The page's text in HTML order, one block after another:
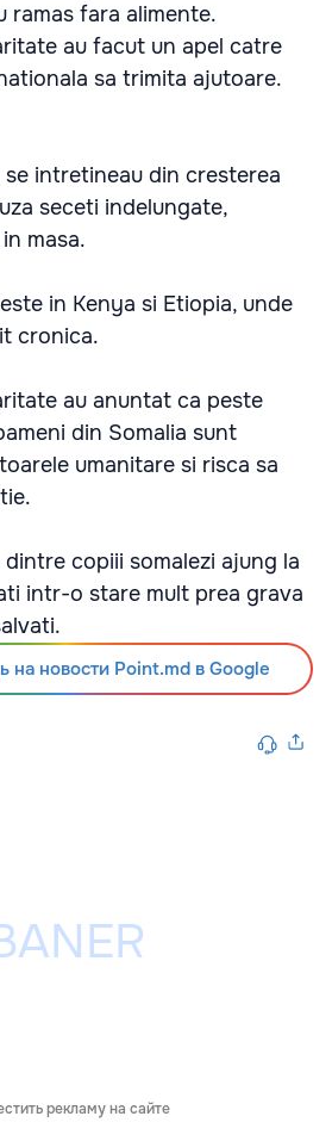
ramas fara alimente.
au facut un apel catre
sa trimita ajutoare.
intretineau din cresterea
seceti indelungate,
masa.
in Kenya si Etiopia, unde
cronica.
au anuntat ca peste
din Somalia sunt
umanitare si risca sa
copiii somalezi ajung la
intr-o stare mult prea grava
на новости Point.md в Google
рекламу на сайте